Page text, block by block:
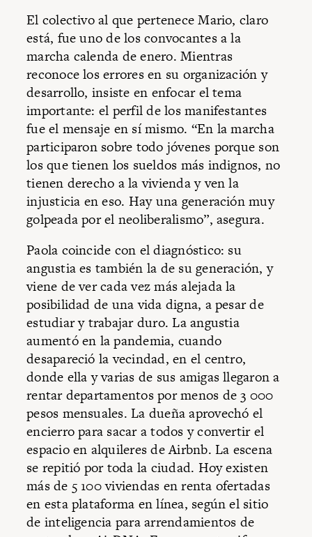
El colectivo al que pertenece Mario, claro
está, fue uno de los convocantes a la
marcha calenda de enero. Mientras
reconoce los errores en su organización y
desarrollo, insiste en enfocar el tema
importante: el perfil de los manifestantes
fue el mensaje en sí mismo. “En la marcha
participaron sobre todo jóvenes porque son
los que tienen los sueldos más indignos, no
tienen derecho a la vivienda y ven la
injusticia en eso. Hay una generación muy
golpeada por el neoliberalismo”, asegura.
Paola coincide con el diagnóstico: su
angustia es también la de su generación, y
viene de ver cada vez más alejada la
posibilidad de una vida digna, a pesar de
estudiar y trabajar duro. La angustia
aumentó en la pandemia, cuando
desapareció la vecindad, en el centro,
donde ella y varias de sus amigas llegaron a
rentar departamentos por menos de 3 000
pesos mensuales. La dueña aprovechó el
encierro para sacar a todos y convertir el
espacio en alquileres de Airbnb. La escena
se repitió por toda la ciudad. Hoy existen
más de 5 100 viviendas en renta ofertadas
en esta plataforma en línea, según el sitio
de inteligencia para arrendamientos de